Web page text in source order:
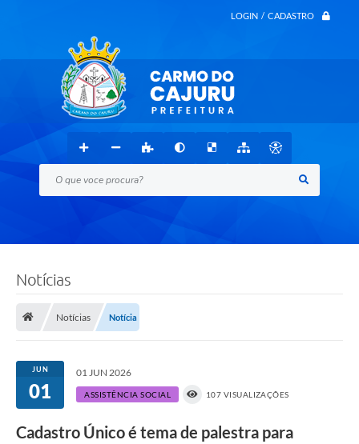
LOGIN / CADASTRO
O que voce procura?
Notícias
Notícias Notícia
JUN
01
01 JUN 2026
ASSISTÊNCIA SOCIAL 107 VISUALIZAÇÕES
Cadastro Único é tema de palestra para